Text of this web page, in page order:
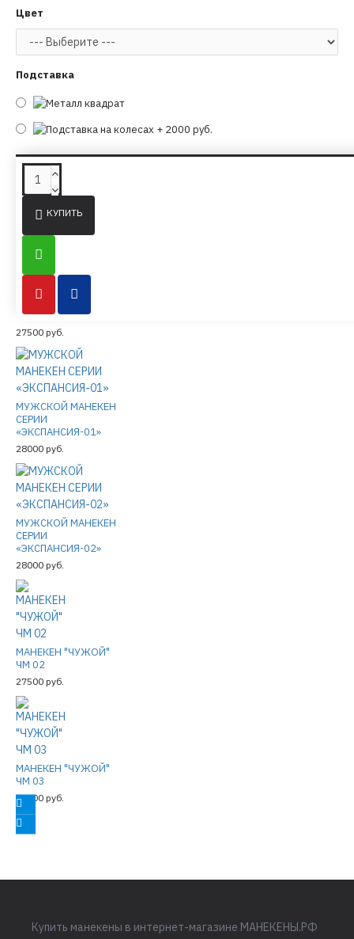
Цвет
Подставка
КУПИТЬ
ПОХОЖИЕ ТОВАРЫ ИЗ ТОЙЖЕ КАТЕГОРИИ
МУЖСКОЙ МАНЕКЕН
СЕРИИ
"НЕЗРИМОСТЬ" 01
27500 руб.
МУЖСКОЙ МАНЕКЕН
СЕРИИ
«ЭКСПАНСИЯ-01»
28000 руб.
МУЖСКОЙ МАНЕКЕН
СЕРИИ
«ЭКСПАНСИЯ-02»
28000 руб.
МАНЕКЕН "ЧУЖОЙ"
ЧМ 02
27500 руб.
МАНЕКЕН "ЧУЖОЙ"
ЧМ 03
27500 руб.
Купить манекены в интернет-магазине МАНЕКЕНЫ.РФ